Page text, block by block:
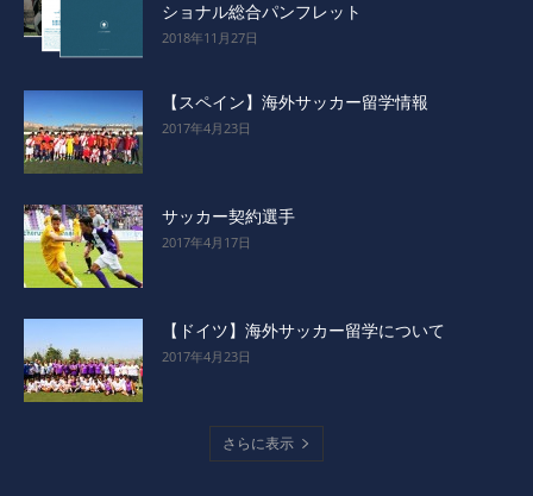
ショナル総合パンフレット
2018年11月27日
【スペイン】海外サッカー留学情報
2017年4月23日
サッカー契約選手
2017年4月17日
【ドイツ】海外サッカー留学について
2017年4月23日
さらに表示